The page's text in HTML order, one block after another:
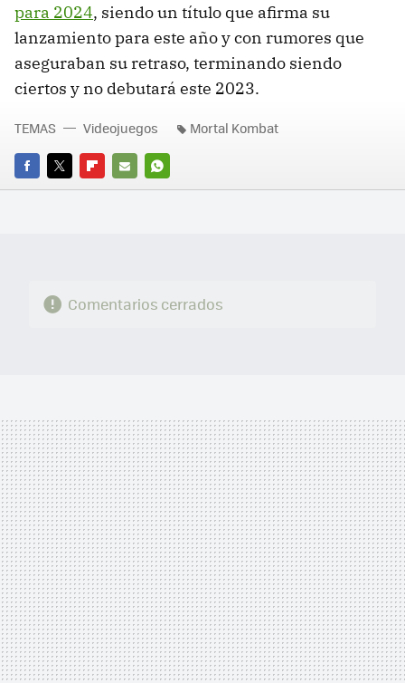
para 2024, siendo un título que afirma su
lanzamiento para este año y con rumores que
aseguraban su retraso, terminando siendo
ciertos y no debutará este 2023.
FACEBOOK
TWITTERFLIPBOARD
E-
WHATSAPP
TEMAS Videojuegos Mortal Kombat
Comentarios cerrados